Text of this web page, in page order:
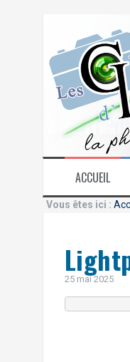
ACCUEIL
Vous êtes ici :
25 mai 2025